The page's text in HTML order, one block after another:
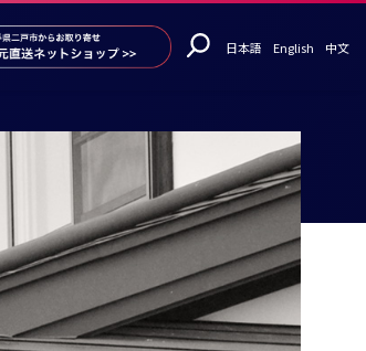
日本語 English 中文